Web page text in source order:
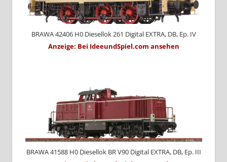
BRAWA 42406 H0 Diesellok 261 Digital EXTRA, DB, Ep. IV
Anzeige: Bei IdeeundSpiel.com ansehen
BRAWA 41588 H0 Diesellok BR V90 Digital EXTRA, DB, Ep. III